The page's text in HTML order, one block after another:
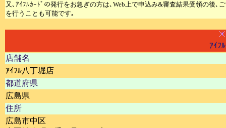
又､ｱｲﾌﾙｶｰﾄﾞの発行をお急ぎの方は､Web上で申込み&審査結果受領の後
を行うことも可能です｡
ｱｲﾌ
店舗名
ｱｲﾌﾙ八丁堀店
都道府県
広島県
住所
広島市中区